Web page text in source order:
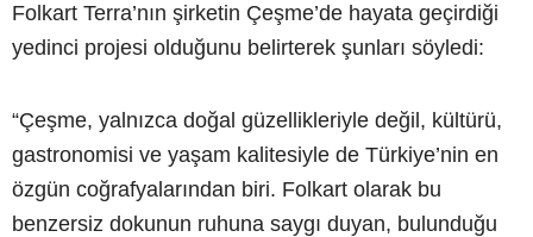
Folkart Terra’nın şirketin Çeşme’de hayata geçirdiği
yedinci projesi olduğunu belirterek şunları söyledi:
“Çeşme, yalnızca doğal güzellikleriyle değil, kültürü,
gastronomisi ve yaşam kalitesiyle de Türkiye’nin en
özgün coğrafyalarından biri. Folkart olarak bu
benzersiz dokunun ruhuna saygı duyan, bulunduğu